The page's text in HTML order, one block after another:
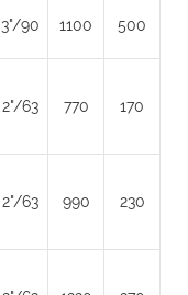
3"/90 1100 500
2"/63 770 170
2"/63 990 230